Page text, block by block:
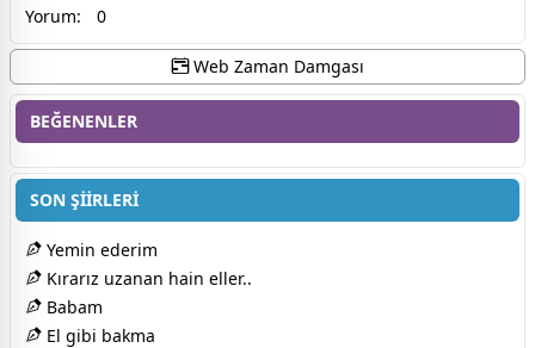
Yorum:
0
Web Zaman Damgası
BEĞENENLER
SON ŞİİRLERİ
Yemin ederim
Kırarız uzanan hain eller..
Babam
El gibi bakma